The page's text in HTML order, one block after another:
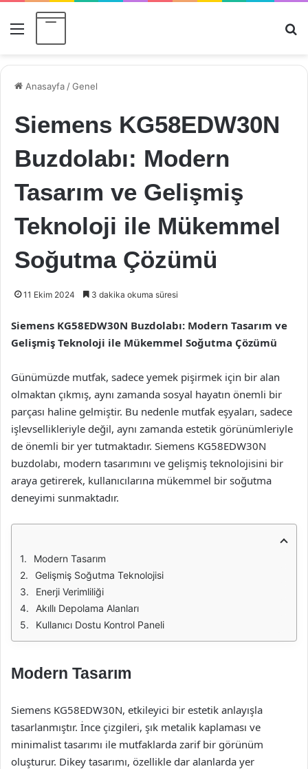
Menü
Anasayfa /Genel
Siemens KG58EDW30N
Buzdolabı: Modern
Tasarım ve Gelişmiş
Teknoloji ile Mükemmel
Soğutma Çözümü
11 Ekim 2024 3 dakika okuma süresi
Siemens KG58EDW30N Buzdolabı: Modern Tasarım ve
Gelişmiş Teknoloji ile Mükemmel Soğutma Çözümü
Günümüzde mutfak, sadece yemek pişirmek için bir alan
olmaktan çıkmış, aynı zamanda sosyal hayatın önemli bir
parçası haline gelmiştir. Bu nedenle mutfak eşyaları, sadece
işlevsellikleriyle değil, aynı zamanda estetik görünümleriyle
de önemli bir yer tutmaktadır. Siemens KG58EDW30N
buzdolabı, modern tasarımını ve gelişmiş teknolojisini bir
araya getirerek, kullanıcılarına mükemmel bir soğutma
deneyimi sunmaktadır.
Modern Tasarım
Gelişmiş Soğutma Teknolojisi
Enerji Verimliliği
Akıllı Depolama Alanları
Kullanıcı Dostu Kontrol Paneli
Modern Tasarım
Siemens KG58EDW30N, etkileyici bir estetik anlayışla
tasarlanmıştır. İnce çizgileri, şık metalik kaplaması ve
minimalist tasarımı ile mutfaklarda zarif bir görünüm
oluşturur. Dikey tasarımı, özellikle dar alanlarda yer